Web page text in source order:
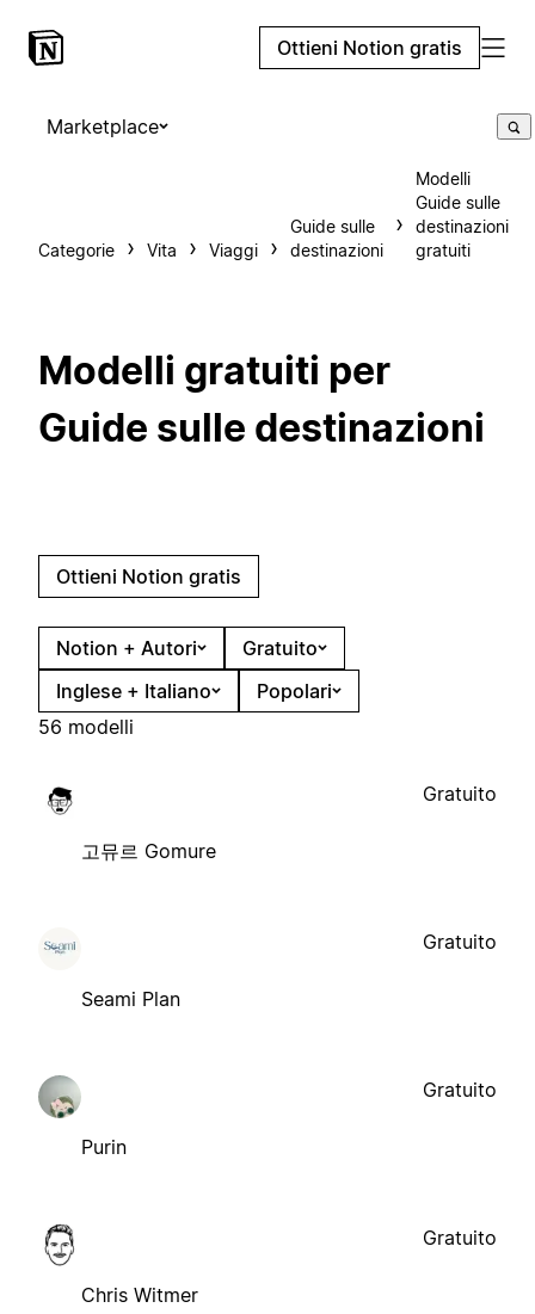
Ottieni Notion gratis
Marketplace
Categorie Vita Viaggi
Guide sulle
destinazioni
Modelli
Guide sulle
destinazioni
gratuiti
Modelli gratuiti per
Guide sulle destinazioni
Ottieni Notion gratis
Notion + Autori
Gratuito
Inglese + Italiano
Popolari
56 modelli
고뮤르 Gomure
Gratuito
Seami Plan
Gratuito
Purin
Gratuito
Chris Witmer
Gratuito